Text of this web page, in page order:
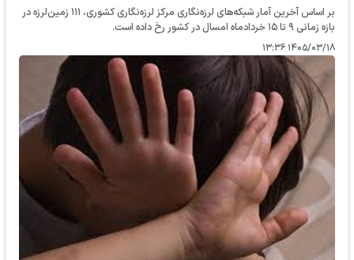
بر اساس آخرین آمار شبکه‌های لرزه‌نگاری مرکز لرزه‌نگاری کشوری، ۱۱۱ زمین‌لرزه در
بازه زمانی ۹ تا ۱۵ خردادماه امسال در کشور رخ داده است.
۱۴۰۵/۰۳/۱۸ ۱۳:۳۶